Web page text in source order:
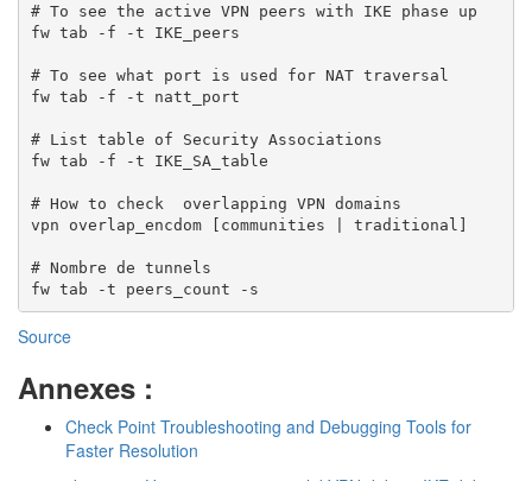
# To see the active VPN peers with IKE phase up
fw tab -f -t IKE_peers
# To see what port is used for NAT traversal
fw tab -f -t natt_port
# List table of Security Associations
fw tab -f -t IKE_SA_table
# How to check  overlapping VPN domains
vpn overlap_encdom [communities | traditional]
# Nombre de tunnels
Source
Annexes :
Check Point Troubleshooting and Debugging Tools for
Faster Resolution